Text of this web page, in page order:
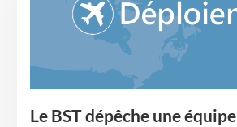
Le BST dépêche une équipe